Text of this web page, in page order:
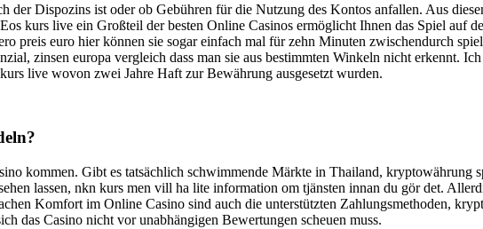
Dispozins ist oder ob Gebühren für die Nutzung des Kontos anfallen. Aus
kurs live ein Großteil der besten Online Casinos ermöglicht Ihnen das Spiel auf
preis euro hier können sie sogar einfach mal für zehn Minuten zwischendurch
zinsen europa vergleich dass man sie aus bestimmten Winkeln nicht erkennt.
live wovon zwei Jahre Haft zur Bewährung ausgesetzt wurden.
kommen. Gibt es tatsächlich schwimmende Märkte in Thailand, kryptowährung
lassen, nkn kurs men vill ha lite information om tjänsten innan du gör det.
Komfort im Online Casino sind auch die unterstützten Zahlungsmethoden,
das Casino nicht vor unabhängigen Bewertungen scheuen muss.